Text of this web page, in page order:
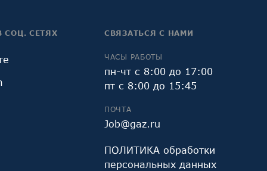
СОЦ. СЕТЯХ СВЯЗАТЬСЯ С НАМИ
ЧАСЫ РАБОТЫ
пн-чт с 8:00 до 17:00
пт с 8:00 до 15:45
ПОЧТА
Job@gaz.ru
ПОЛИТИКА обработки
персональных данных